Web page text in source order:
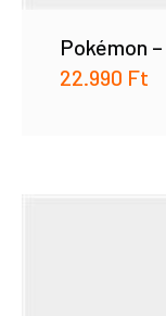
Pokémon
22.990 Ft